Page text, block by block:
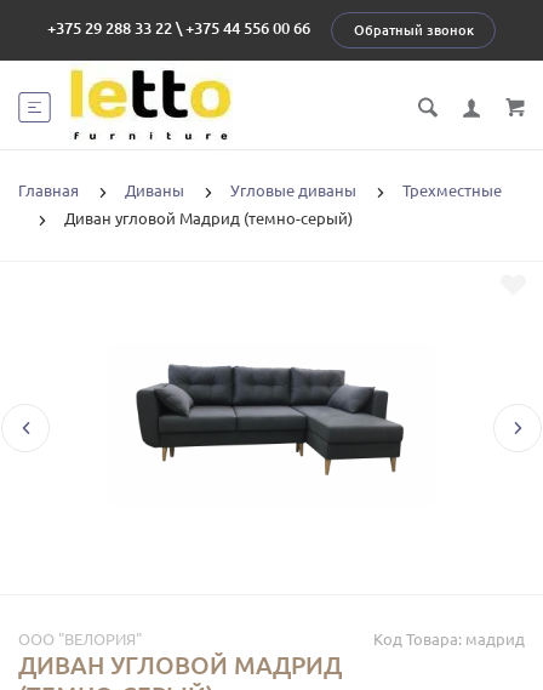
+375 29 288 33 22 \ +375 44 556 00 66 Обратный звонок
Главная Диваны Угловые диваны
Трехместные
Диван угловой Мадрид (темно-серый)
Код Товара: мадрид
ООО "ВЕЛОРИЯ"
ДИВАН УГЛОВОЙ МАДРИД